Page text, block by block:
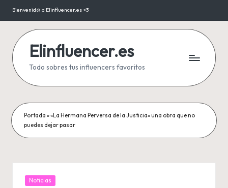
Saltar
contenido
Bienvenid@ a Elinfluencer.es <3
Elinfluencer.es
Todo sobres tus influencers favoritos
Portada »«La Hermana Perversa de la Justicia» una obra que no
puedes dejar pasar
Publicada
Noticias